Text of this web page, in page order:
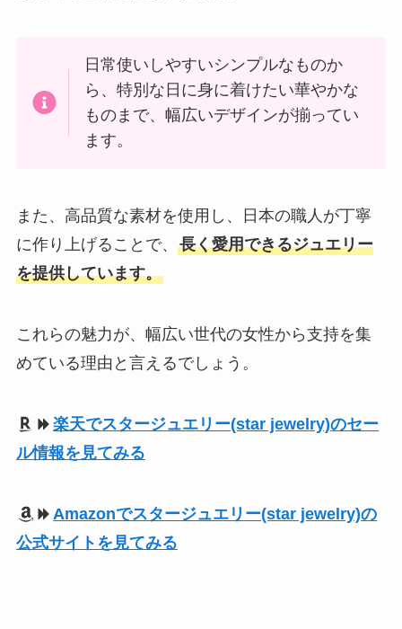
日常使いしやすいシンプルなものか
ら、特別な日に身に着けたい華やかな
ものまで、幅広いデザインが揃ってい
ます。
また、高品質な素材を使用し、日本の職人が丁寧
に作り上げることで、 長く愛用できるジュエリー
を提供しています。
これらの魅力が、幅広い世代の女性から支持を集
めている理由と言えるでしょう。
楽天でスタージュエリー(star jewelry)のセー
ル情報を見てみる
Amazonでスタージュエリー(star jewelry)の
公式サイトを見てみる